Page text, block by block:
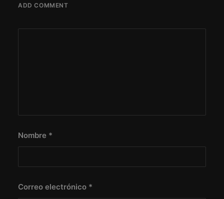
ADD COMMENT
Nombre *
Correo electrónico *